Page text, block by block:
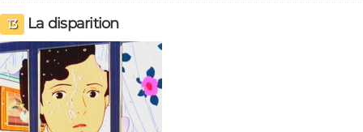
13 La disparition